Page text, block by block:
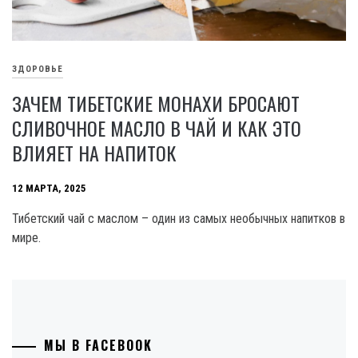
ЗДОРОВЬЕ
ЗАЧЕМ ТИБЕТСКИЕ МОНАХИ БРОСАЮТ
СЛИВОЧНОЕ МАСЛО В ЧАЙ И КАК ЭТО
ВЛИЯЕТ НА НАПИТОК
12 МАРТА, 2025
Тибетский чай с маслом – один из самых необычных напитков в
мире.
МЫ В FACEBOOK